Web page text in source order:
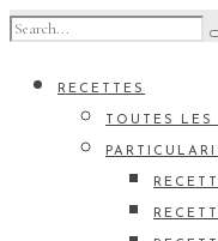
RECETTES
TOUTES LES